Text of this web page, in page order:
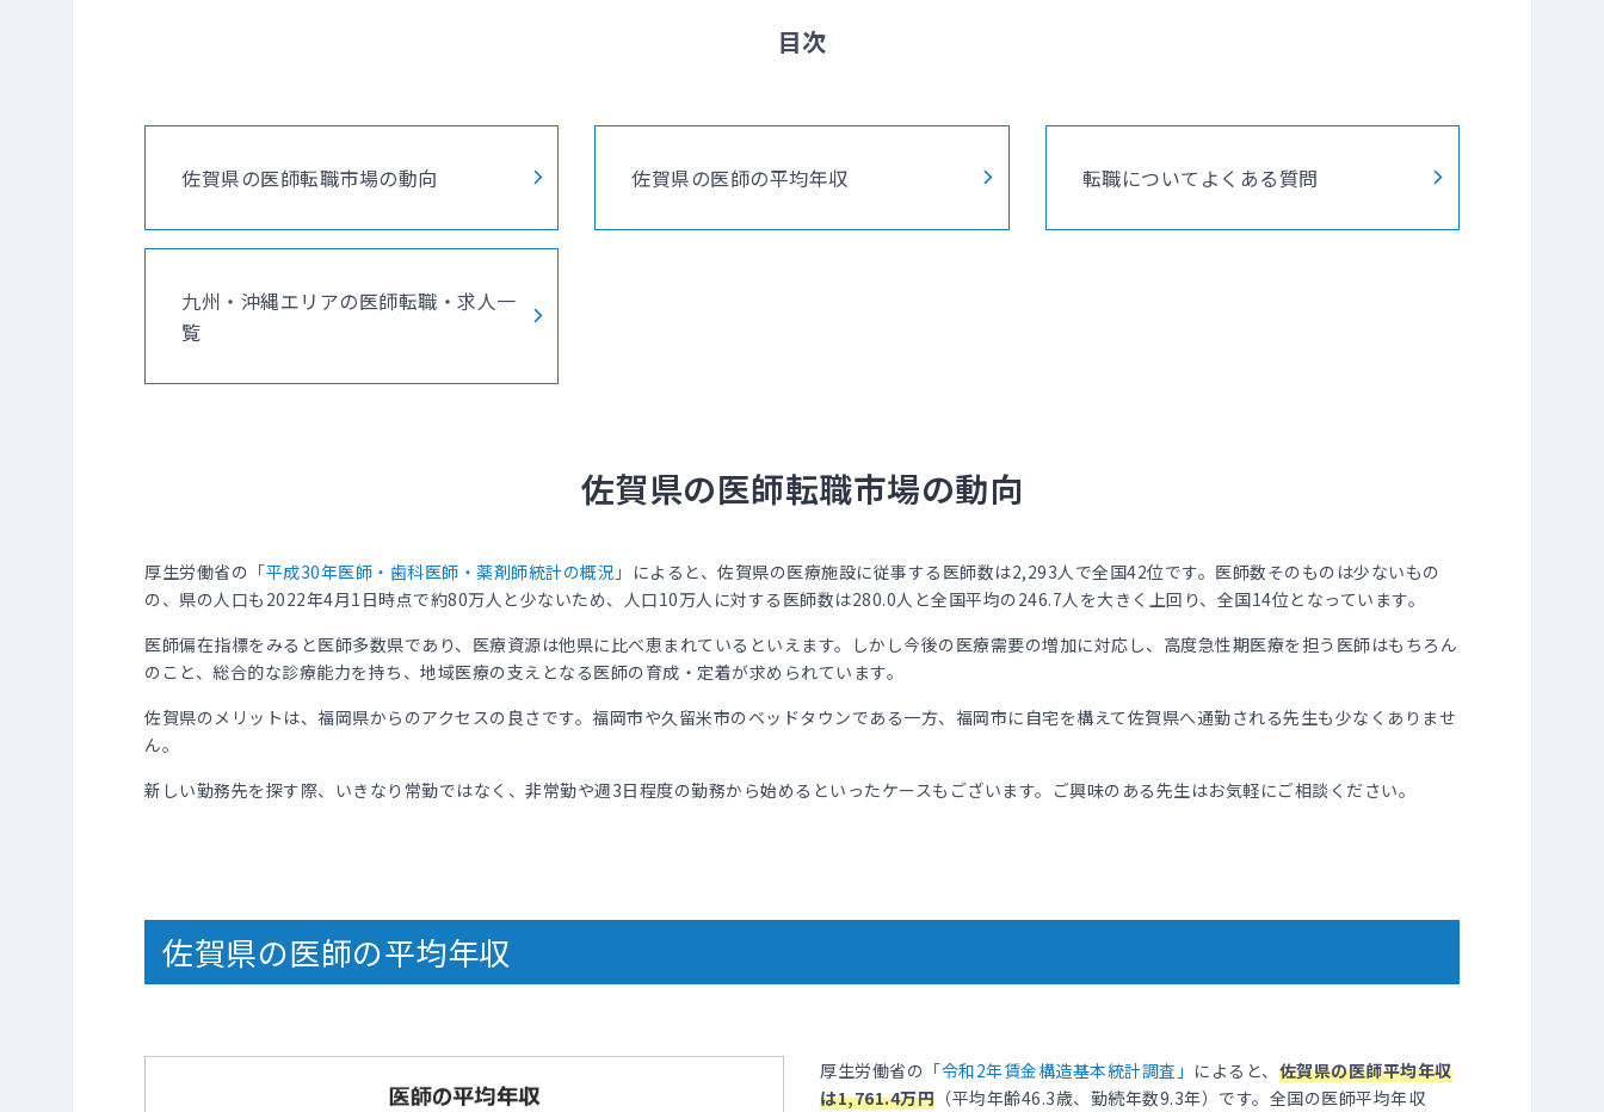
目次
佐賀県の医師転職市場の動向 佐賀県の医師の平均年収 転職についてよくある質問
九州・沖縄エリアの医師転職・求人一
覧
佐賀県の医師転職市場の動向
厚生労働省の 「平成30年医師・歯科医師・薬剤師統計の概況」 によると、佐賀県の医療施設に従事する医師数は2,293人で全国42位です。医師数そのものは少ないもの
の、県の人口も2022年4月1日時点で約80万人と少ないため、人口10万人に対する医師数は280.0人と全国平均の246.7人を大きく上回り、全国14位となっています。
医師偏在指標をみると医師多数県であり、医療資源は他県に比べ恵まれているといえます。しかし今後の医療需要の増加に対応し、高度急性期医療を担う医師はもちろん
のこと、総合的な診療能力を持ち、地域医療の支えとなる医師の育成・定着が求められています。
佐賀県のメリットは、福岡県からのアクセスの良さです。福岡市や久留米市のベッドタウンである一方、福岡市に自宅を構えて佐賀県へ通勤される先生も少なくありませ
ん。
新しい勤務先を探す際、いきなり常勤ではなく、非常勤や週3日程度の勤務から始めるといったケースもございます。ご興味のある先生はお気軽にご相談ください。
佐賀県の医師の平均年収
厚生労働省の 「令和2年賃金構造基本統計調査」 によると、 佐賀県の医師平均年収
は1,761.4万円 （平均年齢46.3歳、勤続年数9.3年）です。全国の医師平均年収